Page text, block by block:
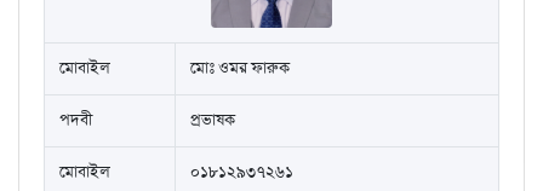
মোবাইল মোঃ ওমর ফারুক
পদবী প্রভাষক
মোবাইল ০১৮১২৯৩৭২৬১